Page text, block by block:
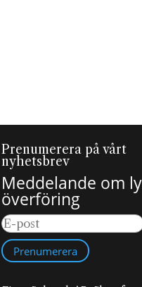
Prenumerera på vårt
nyhetsbrev
Meddelande om
överföring
Prenumerera